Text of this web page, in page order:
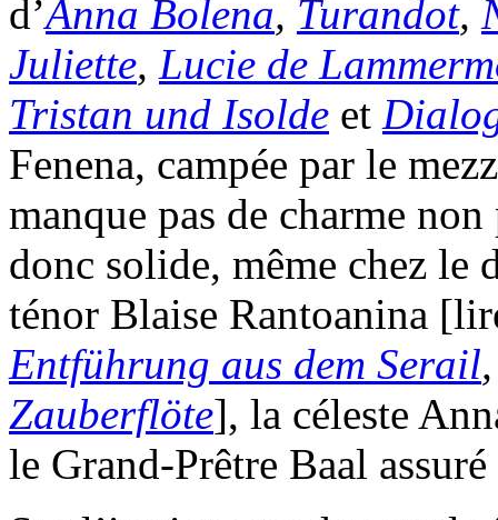
d’Anna Bolena, Turandot,
Juliette, Lucie de
Tristan und Isolde et
Fenena, campée par le
manque pas de charme
donc solide, même chez le
ténor Blaise Rantoanina
Entführung aus dem Serail
Zauberflöte], la céleste
le Grand-Prêtre Baal